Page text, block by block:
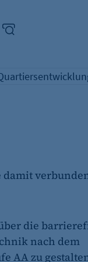
damit
die
nach dem
AA zu